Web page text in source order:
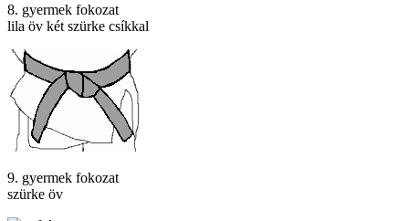
8. gyermek fokozat
lila öv két szürke csíkkal
9. gyermek fokozat
szürke öv